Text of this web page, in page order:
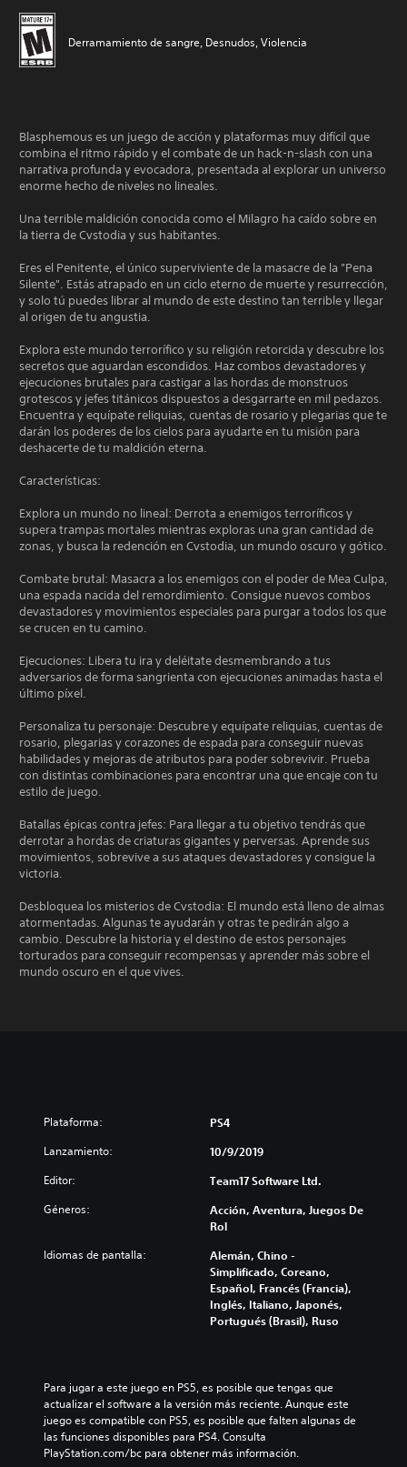
Derramamiento de sangre, Desnudos, Violencia
Blasphemous es un juego de acción y plataformas muy difícil que
combina el ritmo rápido y el combate de un hack-n-slash con una
narrativa profunda y evocadora, presentada al explorar un universo
enorme hecho de niveles no lineales.
Una terrible maldición conocida como el Milagro ha caído sobre en
la tierra de Cvstodia y sus habitantes.
Eres el Penitente, el único superviviente de la masacre de la "Pena
Silente". Estás atrapado en un ciclo eterno de muerte y resurrección,
y solo tú puedes librar al mundo de este destino tan terrible y llegar
al origen de tu angustia.
Explora este mundo terrorífico y su religión retorcida y descubre los
secretos que aguardan escondidos. Haz combos devastadores y
ejecuciones brutales para castigar a las hordas de monstruos
grotescos y jefes titánicos dispuestos a desgarrarte en mil pedazos.
Encuentra y equípate reliquias, cuentas de rosario y plegarias que te
darán los poderes de los cielos para ayudarte en tu misión para
deshacerte de tu maldición eterna.
Características:
Explora un mundo no lineal: Derrota a enemigos terroríficos y
supera trampas mortales mientras exploras una gran cantidad de
zonas, y busca la redención en Cvstodia, un mundo oscuro y gótico.
Combate brutal: Masacra a los enemigos con el poder de Mea Culpa,
una espada nacida del remordimiento. Consigue nuevos combos
devastadores y movimientos especiales para purgar a todos los que
se crucen en tu camino.
Ejecuciones: Libera tu ira y deléitate desmembrando a tus
adversarios de forma sangrienta con ejecuciones animadas hasta el
último píxel.
Personaliza tu personaje: Descubre y equípate reliquias, cuentas de
rosario, plegarias y corazones de espada para conseguir nuevas
habilidades y mejoras de atributos para poder sobrevivir. Prueba
con distintas combinaciones para encontrar una que encaje con tu
estilo de juego.
Batallas épicas contra jefes: Para llegar a tu objetivo tendrás que
derrotar a hordas de criaturas gigantes y perversas. Aprende sus
movimientos, sobrevive a sus ataques devastadores y consigue la
victoria.
Desbloquea los misterios de Cvstodia: El mundo está lleno de almas
atormentadas. Algunas te ayudarán y otras te pedirán algo a
cambio. Descubre la historia y el destino de estos personajes
torturados para conseguir recompensas y aprender más sobre el
mundo oscuro en el que vives.
Plataforma: PS4
Lanzamiento: 10/9/2019
Editor: Team17 Software Ltd.
Géneros:
Acción, Aventura, Juegos De
Rol
Idiomas de pantalla:
Alemán, Chino -
Simplificado, Coreano,
Español, Francés (Francia),
Inglés, Italiano, Japonés,
Portugués (Brasil), Ruso
Para jugar a este juego en PS5, es posible que tengas que
actualizar el software a la versión más reciente. Aunque este
juego es compatible con PS5, es posible que falten algunas de
las funciones disponibles para PS4. Consulta
PlayStation.com/bc para obtener más información.